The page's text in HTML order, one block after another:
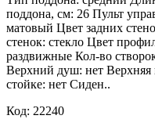
поддона, см: 26 Пульт
матовый Цвет задних
стенок: стекло Цвет
раздвижные Кол-во
Верхний душ: нет Верхняя
стойке: нет Сиден..
Код: 22240